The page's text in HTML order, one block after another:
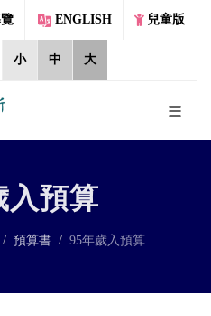
ENGLISH 兒童版
小 中 大
入預算
預算書 95年歲入預算